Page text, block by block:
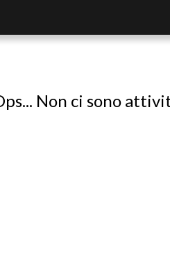
Non ci sono